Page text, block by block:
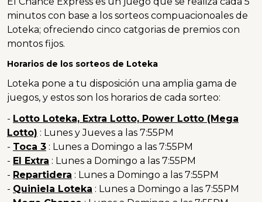
minutos con base a los sorteos compuacionoales de
Loteka; ofreciendo cinco catgorias de premios con
montos fijos.
Horarios de los sorteos de Loteka
Loteka pone a tu disposición una amplia gama de
juegos, y estos son los horarios de cada sorteo:
- Lotto Loteka, Extra Lotto, Power Lotto (Mega
Lotto) : Lunes y Jueves a las 7:55PM
- Toca 3 : Lunes a Domingo a las 7:55PM
- El Extra : Lunes a Domingo a las 7:55PM
- Repartidera : Lunes a Domingo a las 7:55PM
- Quiniela Loteka : Lunes a Domingo a las 7:55PM